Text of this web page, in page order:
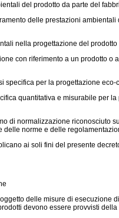
del prodotto da parte del
delle prestazioni
nella progettazione del
con riferimento a un prodotto
per la progettazione
quantitativa e misurabile per
di normalizzazione riconosciuto
norme e delle
ai soli fini del presente
delle misure di esecuzione
devono essere provvisti